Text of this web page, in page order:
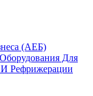
(АЕБ)
Для
Рефрижерации